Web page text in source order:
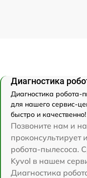
Диагностика
Диагностика робота-
для нашего сервис-
быстро и качественно!
Позвоните нам и
проконсультирует
робота-пылесоса.
Kyvol в нашем
Диагностика